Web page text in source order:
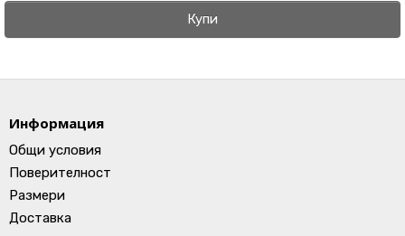
Купи
Информация
Общи условия
Поверителност
Размери
Доставка